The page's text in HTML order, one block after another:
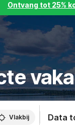
Ontvang tot 25%
Vlakbij Data